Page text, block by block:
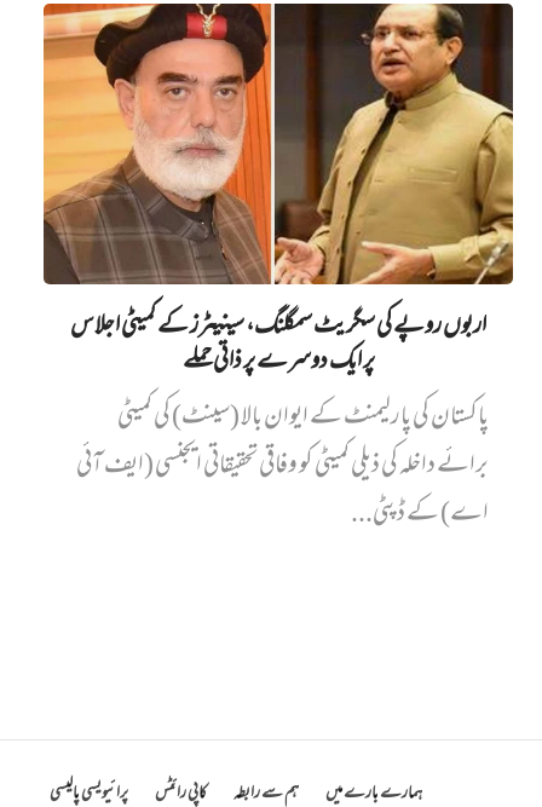
اربوں روپے کی سگریٹ سمگلنگ، سینیٹرز کے کمیٹی اجلاس
پر ایک دوسرے پر ذاتی حملے
پاکستان کی پارلیمنٹ کے ایوان بالا (سینٹ) کی کمیٹی
برائے داخلہ کی ذیلی کمیٹی کو وفاقی تحقیقاتی ایجنسی (ایف آئی
اے) کے ڈپٹی...
ہمارے بارے میں ہم سے رابطہ کاپی رائٹس پرائیویسی پالیسی